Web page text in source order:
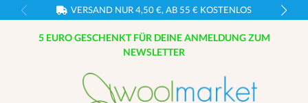
VERSAND NUR 4,50 €, AB 55 € KOSTENLOS
5 EURO GESCHENKT FÜR DEINE ANMELDUNG ZUM
NEWSLETTER